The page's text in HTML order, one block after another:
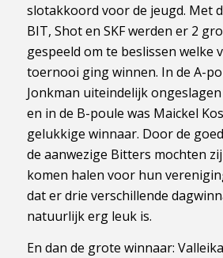
slotakkoord voor de jeugd. Met
BIT, Shot en SKF werden er 2
gespeeld om te beslissen welke
toernooi ging winnen. In de A-
Jonkman uiteindelijk
en in de B-poule was Maickel
gelukkige winnaar. Door de
de aanwezige Bitters mochten
komen halen voor hun
dat er drie verschillende
natuurlijk erg leuk is.
En dan de grote winnaar: